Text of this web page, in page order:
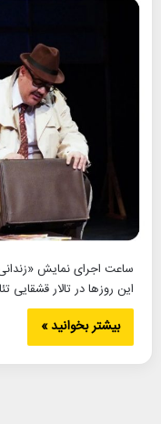
ساعت اجرای نمایش
این روزها در تالار قشقایی
بیشتر بخوانید »